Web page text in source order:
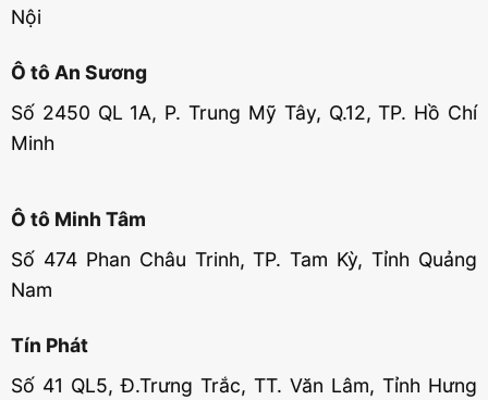
Nội
Ô tô An Sương
Số 2450 QL 1A, P. Trung Mỹ Tây, Q.12, TP. Hồ Chí
Minh
Ô tô Minh Tâm
Số 474 Phan Châu Trinh, TP. Tam Kỳ, Tỉnh Quảng
Nam
Tín Phát
Số 41 QL5, Đ.Trưng Trắc, TT. Văn Lâm, Tỉnh Hưng